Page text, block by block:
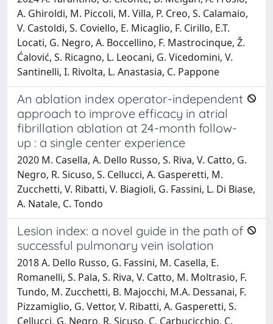
A. Ghiroldi, M. Piccoli, M. Villa, P. Creo, S. Calamaio,
V. Castoldi, S. Coviello, E. Micaglio, F. Cirillo, E.T.
Locati, G. Negro, A. Boccellino, F. Mastrocinque, Ž.
Ćalović, S. Ricagno, L. Leocani, G. Vicedomini, V.
Santinelli, I. Rivolta, L. Anastasia, C. Pappone
An ablation index operator-independent
approach to improve efficacy in atrial
fibrillation ablation at 24-month follow-
up : a single center experience
2020 M. Casella, A. Dello Russo, S. Riva, V. Catto, G.
Negro, R. Sicuso, S. Cellucci, A. Gasperetti, M.
Zucchetti, V. Ribatti, V. Biagioli, G. Fassini, L. Di Biase,
A. Natale, C. Tondo
Lesion index: a novel guide in the path of
successful pulmonary vein isolation
2018 A. Dello Russo, G. Fassini, M. Casella, E.
Romanelli, S. Pala, S. Riva, V. Catto, M. Moltrasio, F.
Tundo, M. Zucchetti, B. Majocchi, M.A. Dessanai, F.
Pizzamiglio, G. Vettor, V. Ribatti, A. Gasperetti, S.
Cellucci, G. Negro, R. Sicuso, C. Carbucicchio, C.